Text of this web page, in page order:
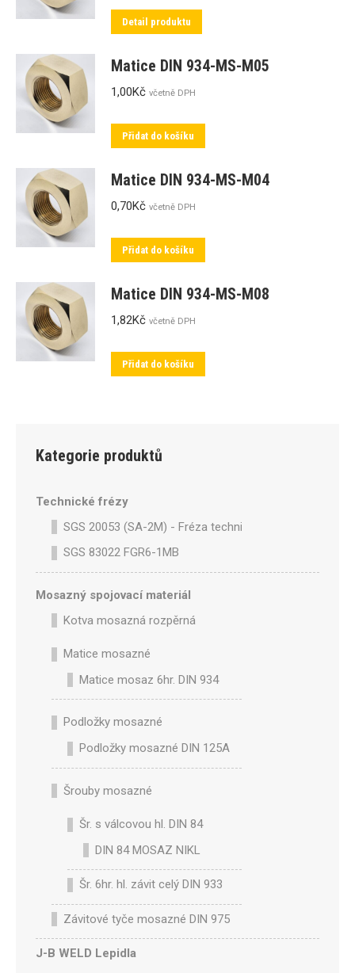
Detail produktu
Matice DIN 934-MS-M05
1,00Kč včetně DPH
Přidat do košíku
Matice DIN 934-MS-M04
0,70Kč včetně DPH
Přidat do košíku
Matice DIN 934-MS-M08
1,82Kč včetně DPH
Přidat do košíku
Kategorie produktů
Technické frézy
SGS 20053 (SA-2M) - Fréza technická SA-2M válcová
SGS 83022 FGR6-1MB
Mosazný spojovací materiál
Kotva mosazná rozpěrná
Matice mosazné
Matice mosaz 6hr. DIN 934
Podložky mosazné
Podložky mosazné DIN 125A
Šrouby mosazné
Šr. s válcovou hl. DIN 84
DIN 84 MOSAZ NIKL
Šr. 6hr. hl. závit celý DIN 933
Závitové tyče mosazné DIN 975
J-B WELD Lepidla